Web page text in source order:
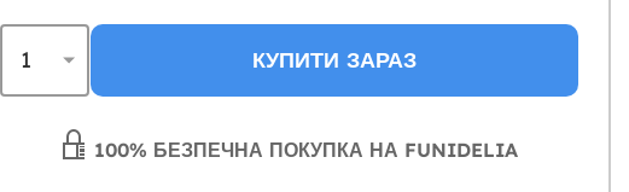
КУПИТИ ЗАРАЗ
100% БЕЗПЕЧНА ПОКУПКА НА FUNIDELIA